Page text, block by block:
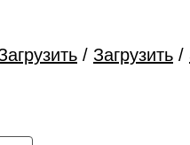
/ Загрузить /